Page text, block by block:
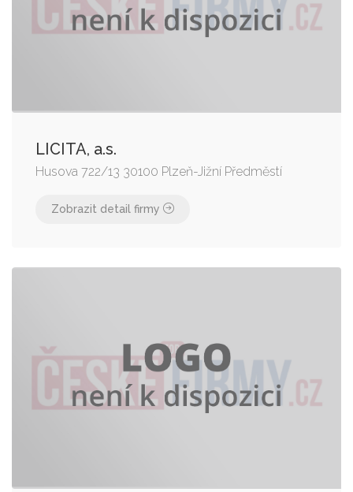
LICITA, a.s.
Husova 722/13 30100 Plzeň-Jižní Předměstí
Zobrazit detail firmy